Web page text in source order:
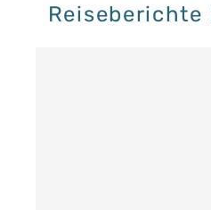
Reiseberichte